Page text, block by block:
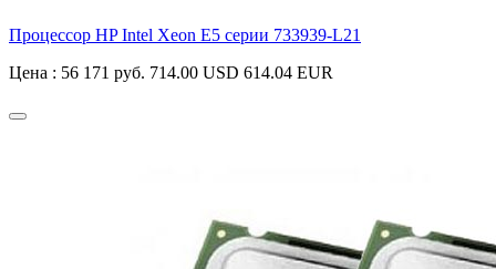
Процессор HP Intel Xeon E5 серии 733939-L21
Цена : 56 171 руб. 714.00 USD 614.04 EUR